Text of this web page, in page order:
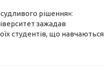
рішення»:
зажадав
студентів, що навчаються